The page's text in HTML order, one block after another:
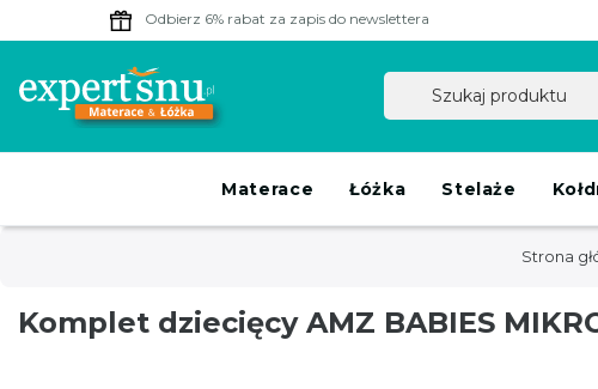
Odbierz 6% rabat za zapis do newslettera
Materace Łóżka Stelaże
Strona
Komplet dziecięcy AMZ BABIES